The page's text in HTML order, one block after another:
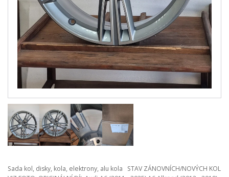
Sada kol, disky, kola, elektrony, alu kola STAV ZÁNOVNÍCH/NOVÝCH KOL